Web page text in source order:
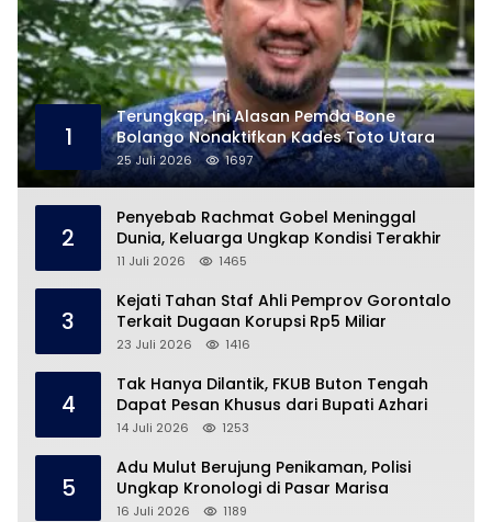
1
Terungkap, Ini Alasan Pemda Bone
Bolango Nonaktifkan Kades Toto Utara
25 Juli 2026 1697
2
Penyebab Rachmat Gobel Meninggal
Dunia, Keluarga Ungkap Kondisi Terakhir
11 Juli 2026 1465
3
Kejati Tahan Staf Ahli Pemprov Gorontalo
Terkait Dugaan Korupsi Rp5 Miliar
23 Juli 2026 1416
4
Tak Hanya Dilantik, FKUB Buton Tengah
Dapat Pesan Khusus dari Bupati Azhari
14 Juli 2026 1253
5
Adu Mulut Berujung Penikaman, Polisi
Ungkap Kronologi di Pasar Marisa
16 Juli 2026 1189